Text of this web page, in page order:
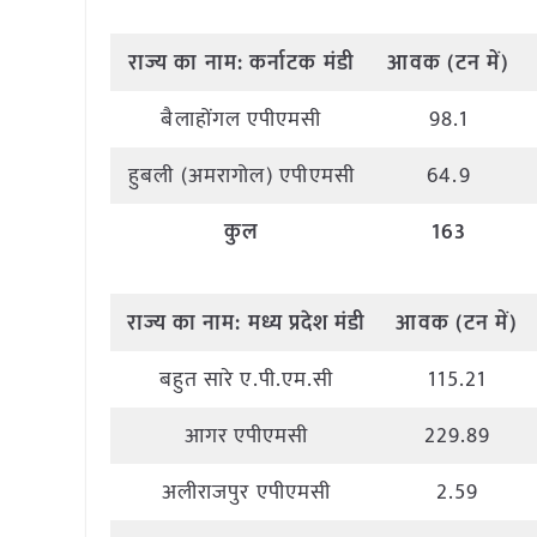
राज्यका नाम:कर्नाटक मंडी आवक(टन में)
बैलाहोंगल एपीएमसी
98.1
हुबली (अमरागोल) एपीएमसी
64.9
कुल
163
राज्यका नाम:मध्यप्रदेश मंडी आवक(टन में)
बहुत सारे ए.पी.एम.सी
115.21
आगर एपीएमसी
229.89
अलीराजपुर एपीएमसी
2.59